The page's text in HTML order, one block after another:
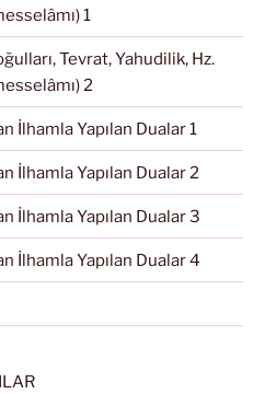
1
Tevrat, Yahudilik, Hz.
2
İlhamla Yapılan Dualar 1
İlhamla Yapılan Dualar 2
İlhamla Yapılan Dualar 3
İlhamla Yapılan Dualar 4